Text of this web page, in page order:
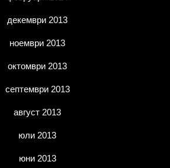
декември 2013
ноември 2013
октомври 2013
септември 2013
август 2013
юли 2013
юни 2013